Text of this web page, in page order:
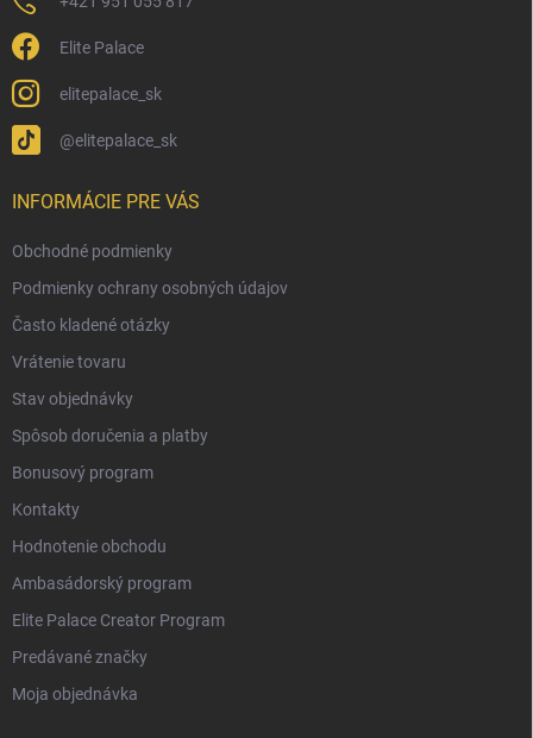
Elite Palace
elitepalace_sk
@elitepalace_sk
INFORMÁCIE PRE VÁS
Obchodné podmienky
Podmienky ochrany osobných údajov
Často kladené otázky
Vrátenie tovaru
Stav objednávky
Spôsob doručenia a platby
Bonusový program
Kontakty
Hodnotenie obchodu
Ambasádorský program
Elite Palace Creator Program
Predávané značky
Moja objednávka